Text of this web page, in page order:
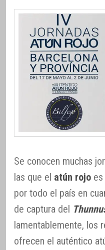
Se conocen muchas
las que el atún rojo
por todo el país en
de captura del
lamentablemente, los
ofrecen el auténtico